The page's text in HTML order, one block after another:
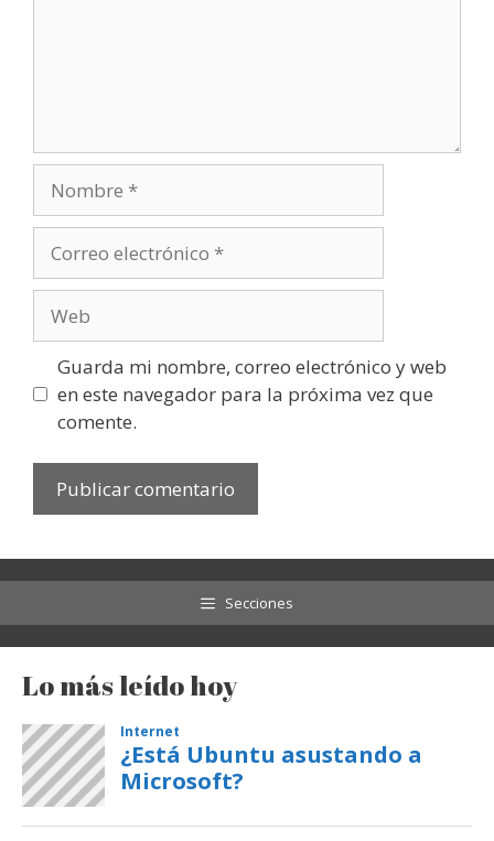
electrónico
Guarda mi nombre, correo electrónico y web
en este navegador para la próxima vez que
comente.
Secciones
Lo más leído hoy